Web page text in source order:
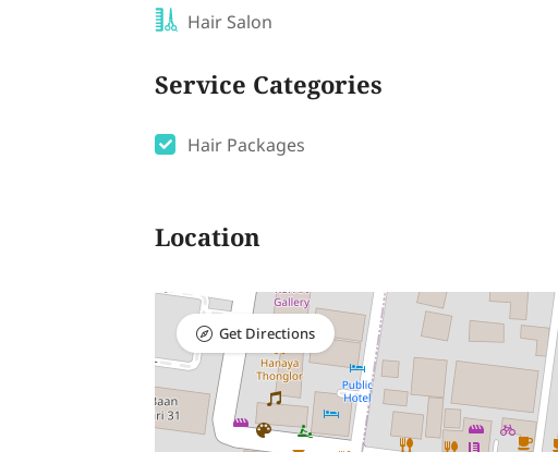
Hair Salon
Service Categories
Hair Packages
Location
Get Directions